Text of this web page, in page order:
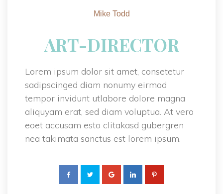
Mike Todd
ART-DIRECTOR
Lorem ipsum dolor sit amet, consetetur
adipscinged diam nonumy eirmod
tempor invidunt utlabore dolore magna
aliquyam erat, sed diam voluptua. At vero
eoet accusam esto clitakasd gubergren
nea takimata sanctus est lorem ipsum.